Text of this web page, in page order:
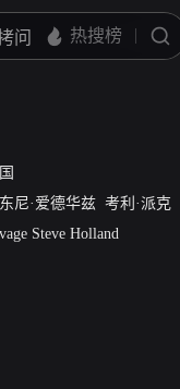
尼·爱德华兹 考利·派克
Steve Holland